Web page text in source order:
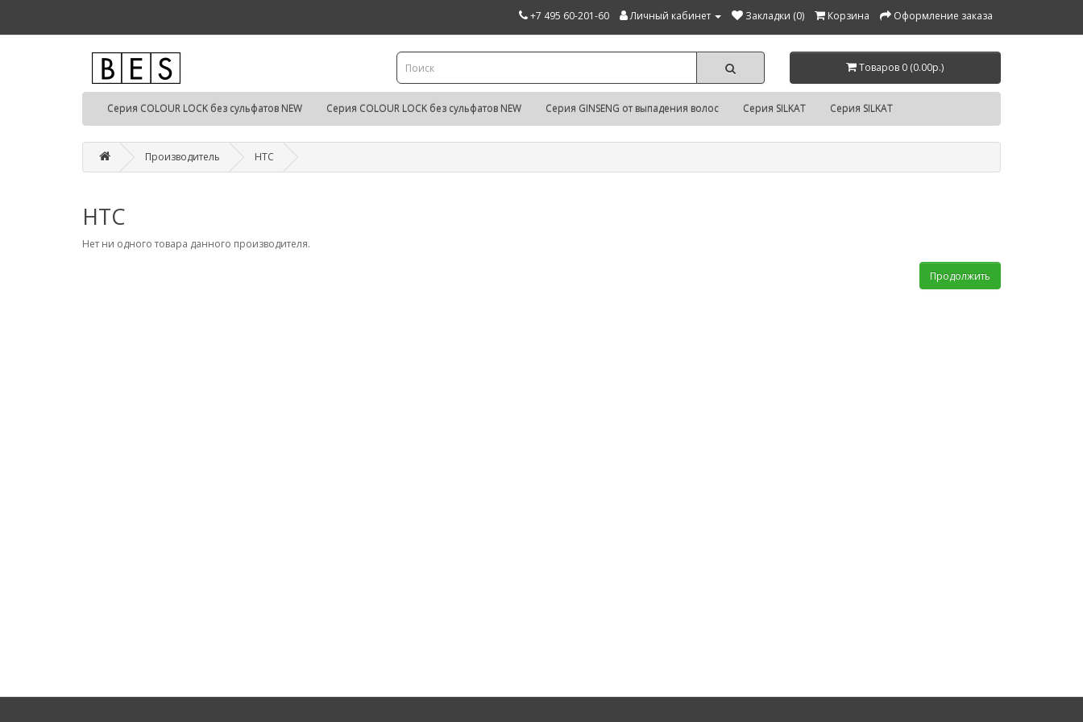
+7 495 60-201-60 Личный кабинет Закладки (0) Корзина Оформление заказа
Товаров 0 (0.00р.)
Серия COLOUR LOCK без сульфатов NEW Серия COLOUR LOCK без сульфатов NEW Серия GINSENG от выпадения волос Серия SILKAT Серия SILKAT
Производитель HTC
HTC
Нет ни одного товара данного производителя.
Продолжить